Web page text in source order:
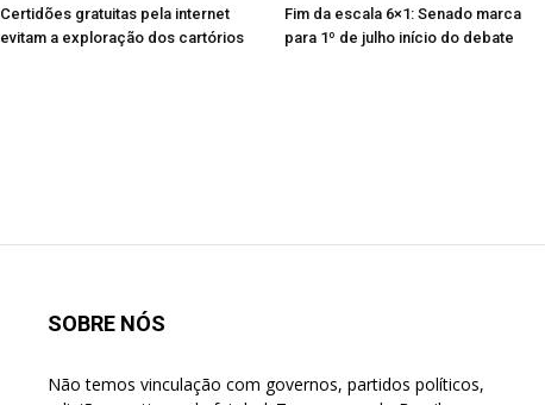
Certidões gratuitas pela internet
evitam a exploração dos cartórios
Fim da escala 6×1: Senado marca
para 1º de julho início do debate
SOBRE NÓS
Não temos vinculação com governos, partidos políticos,